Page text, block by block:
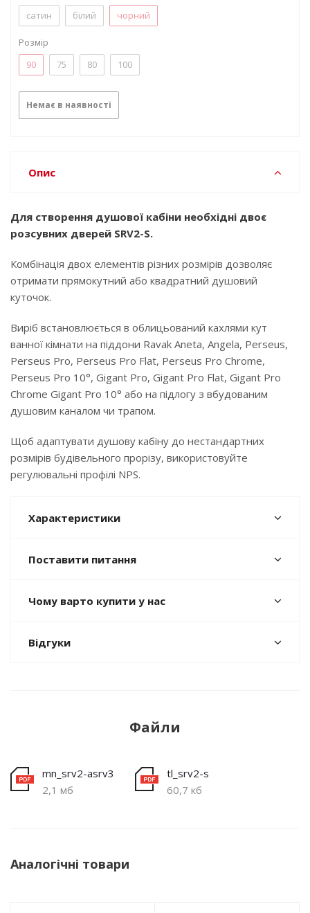
сатин
білий чорний
Розмір
90
75 80 100
Немає в наявності
Опис
Для створення душової кабіни необхідні двоє
розсувних дверей SRV2-S.
Комбінація двох елементів різних розмірів дозволяє
отримати прямокутний або квадратний душовий
куточок.
Виріб встановлюється в облицьований кахлями кут
ванної кімнати на піддони Ravak Aneta, Angela, Perseus,
Perseus Pro, Perseus Pro Flat, Perseus Pro Chrome,
Perseus Pro 10°, Gigant Pro, Gigant Pro Flat, Gigant Pro
Chrome Gigant Pro 10° або на підлогу з вбудованим
душовим каналом чи трапом.
Щоб адаптувати душову кабіну до нестандартних
розмірів будівельного прорізу, використовуйте
регулювальні профілі NPS.
Характеристики
Поставити питання
Чому варто купити у нас
Відгуки
Файли
mn_srv2-asrv3
2,1 мб
tl_srv2-s
60,7 кб
Аналогічні товари